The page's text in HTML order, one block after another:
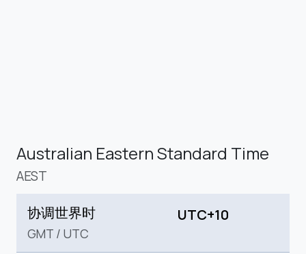
Australian Eastern Standard Time
AEST
协调世界时
GMT / UTC
UTC+10